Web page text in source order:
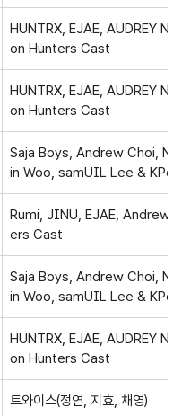
HUNTRX, EJAE, AUDREY
on Hunters Cast
HUNTRX, EJAE, AUDREY
on Hunters Cast
Saja Boys, Andrew Choi,
in Woo, samUIL Lee &
Rumi, JINU, EJAE, Andrew
ers Cast
Saja Boys, Andrew Choi,
in Woo, samUIL Lee &
HUNTRX, EJAE, AUDREY
on Hunters Cast
트와이스(정연, 지효, 채영)